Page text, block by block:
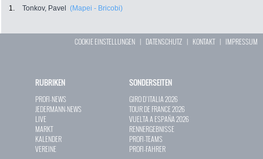
1. Tonkov, Pavel (Mapei - Bricobi)
COOKIE EINSTELLUNGEN | DATENSCHUTZ | KONTAKT| IMPRESSUM
RUBRIKEN
PROFI-NEWS
JEDERMANN-NEWS
LIVE
MARKT
KALENDER
VEREINE
SONDERSEITEN
GIRO D`ITALIA 2026
TOUR DE FRANCE 2026
VUELTA A ESPAÑA 2026
RENNERGEBNISSE
PROFI-TEAMS
PROFI-FAHRER